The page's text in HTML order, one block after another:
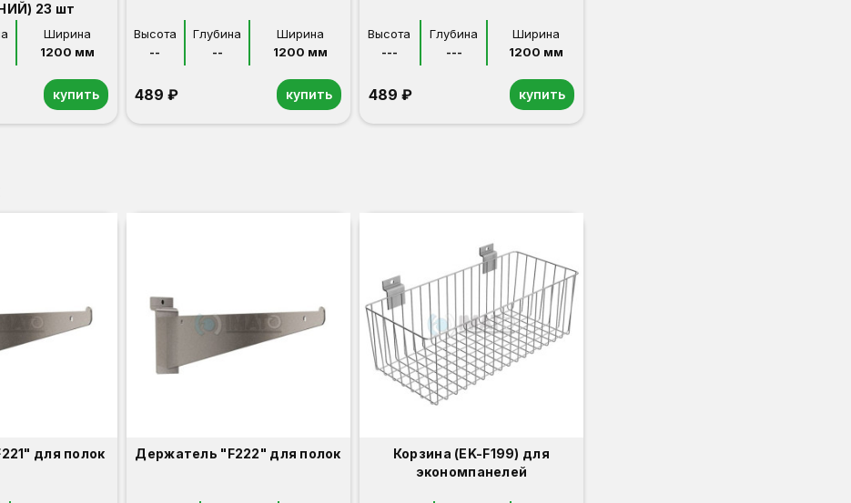
23 шт
Ширина
1200 мм
купить
Высота
--
Глубина
--
Ширина
1200 мм
489 ₽ купить
Высота
---
Глубина
---
Ширина
1200 мм
489 ₽ купить
для полок Держатель "F222" для полок
Корзина (EK-F199) для
экономпанелей